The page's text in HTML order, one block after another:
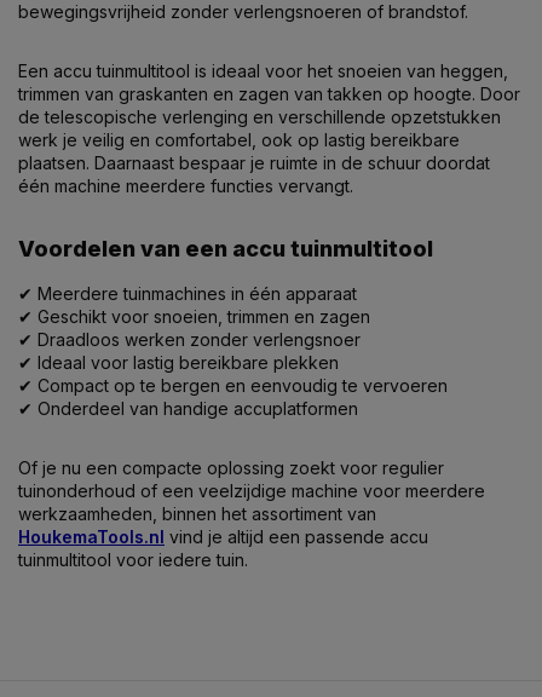
bewegingsvrijheid zonder verlengsnoeren of brandstof.
Een accu tuinmultitool is ideaal voor het snoeien van heggen,
trimmen van graskanten en zagen van takken op hoogte. Door
de telescopische verlenging en verschillende opzetstukken
werk je veilig en comfortabel, ook op lastig bereikbare
plaatsen. Daarnaast bespaar je ruimte in de schuur doordat
één machine meerdere functies vervangt.
Voordelen van een accu tuinmultitool
✔ Meerdere tuinmachines in één apparaat
✔ Geschikt voor snoeien, trimmen en zagen
✔ Draadloos werken zonder verlengsnoer
✔ Ideaal voor lastig bereikbare plekken
✔ Compact op te bergen en eenvoudig te vervoeren
✔ Onderdeel van handige accuplatformen
Of je nu een compacte oplossing zoekt voor regulier
tuinonderhoud of een veelzijdige machine voor meerdere
werkzaamheden, binnen het assortiment van
HoukemaTools.nl vind je altijd een passende accu
tuinmultitool voor iedere tuin.